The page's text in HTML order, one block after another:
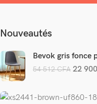
Nouveautés
Bevok gris fonce
54 512CFA 22